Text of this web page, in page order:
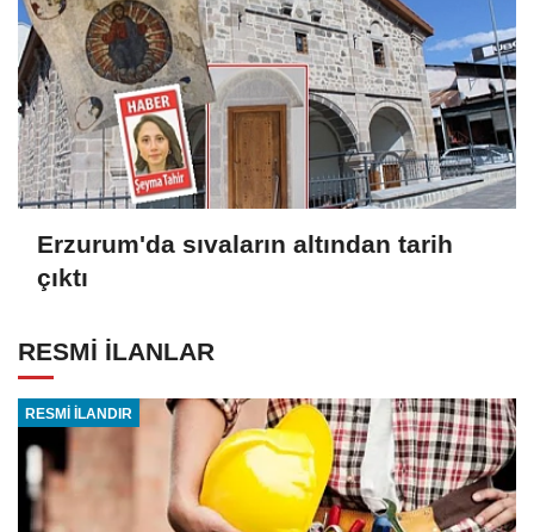
Erzurum'da sıvaların altından tarih
çıktı
RESMİ İLANLAR
RESMİ İLANDIR